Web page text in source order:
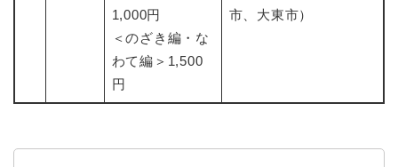
1,000円
＜のざき編・な
わて編＞1,500
円
市、大東市）